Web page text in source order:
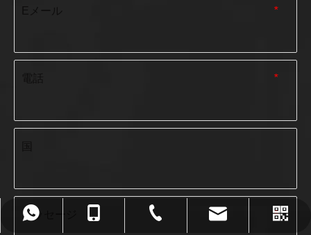
13305721922
+86-13305721922
+86-0572-2590232
admin@ronwin.com
ワッツアップ
*
Eメール
*
*
メッセージ